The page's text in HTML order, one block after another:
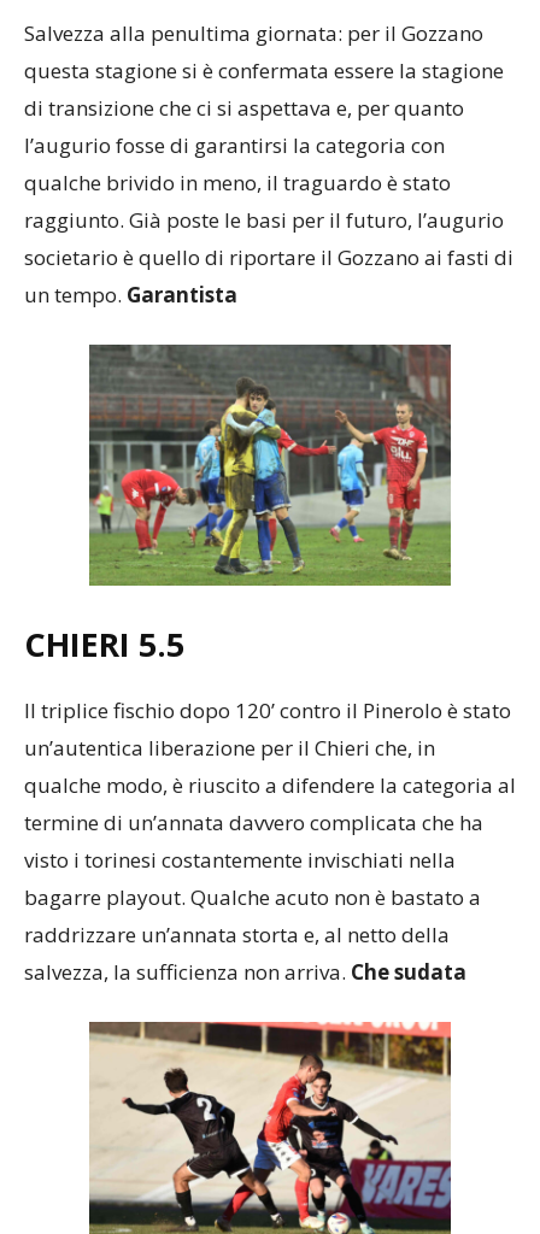
Salvezza alla penultima giornata: per il Gozzano
questa stagione si è confermata essere la stagione
di transizione che ci si aspettava e, per quanto
l’augurio fosse di garantirsi la categoria con
qualche brivido in meno, il traguardo è stato
raggiunto. Già poste le basi per il futuro, l’augurio
societario è quello di riportare il Gozzano ai fasti di
un tempo. Garantista
CHIERI 5.5
Il triplice fischio dopo 120’ contro il Pinerolo è stato
un’autentica liberazione per il Chieri che, in
qualche modo, è riuscito a difendere la categoria al
termine di un’annata davvero complicata che ha
visto i torinesi costantemente invischiati nella
bagarre playout. Qualche acuto non è bastato a
raddrizzare un’annata storta e, al netto della
salvezza, la sufficienza non arriva. Che sudata